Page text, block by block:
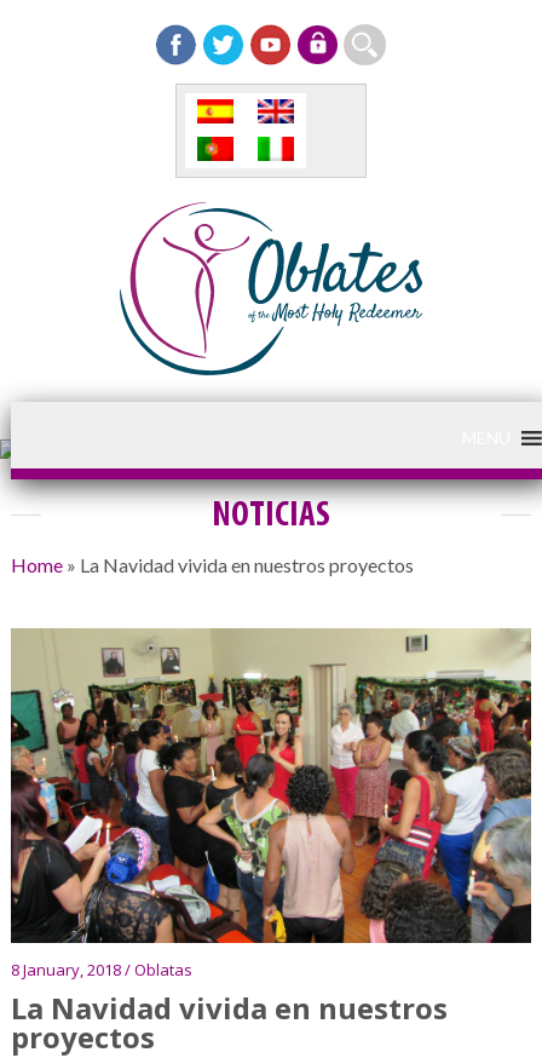
NOTICIAS
Home» La Navidad vivida en nuestros proyectos
8 January, 2018 / Oblatas
La Navidad vivida en nuestros
proyectos